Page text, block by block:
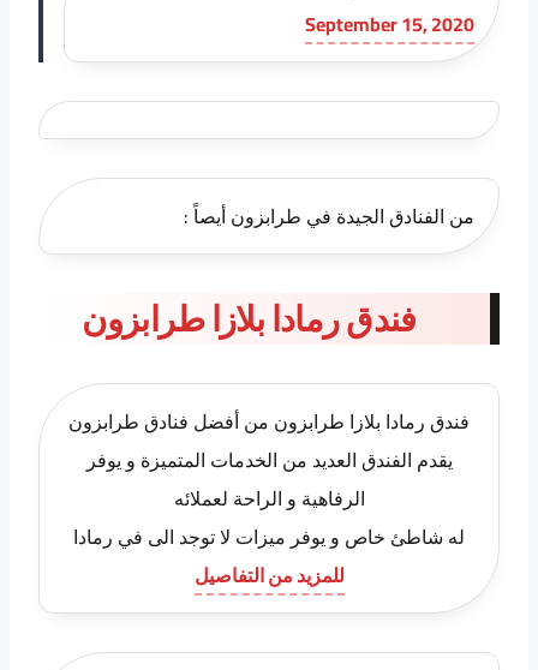
September 15, 2020
من الفنادق الجيدة في طرابزون أيصاً :
فندق رمادا بلازا طرابزون
فندق رمادا بلازا طرابزون من أفضل فنادق طرابزون
يقدم الفندق العديد من الخدمات المتميزة و يوفر
الرفاهية و الراحة لعملائه
له شاطئ خاص و يوفر ميزات لا توجد الى في رمادا
للمزيد من التفاصيل